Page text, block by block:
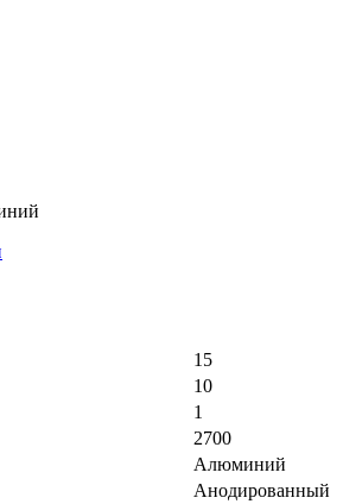
15
10
1
2700
Алюминий
Анодированный